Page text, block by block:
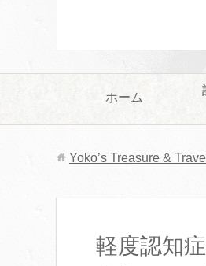
ホーム
Yoko’s Treasure &
軽度認知